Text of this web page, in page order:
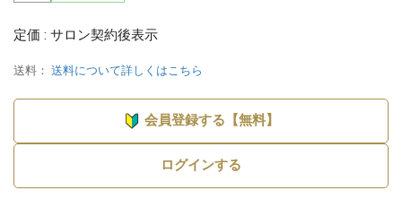
定価 : サロン契約後表示
送料： 送料について詳しくはこちら
会員登録する【無料】
ログインする